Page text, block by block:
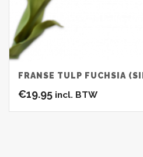
FRANSE TULP FUCHSIA
€19.95 incl. BTW